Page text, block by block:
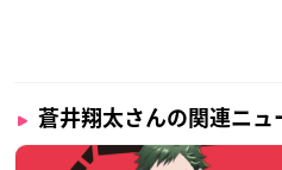
蒼井翔太さんの関連ニュ